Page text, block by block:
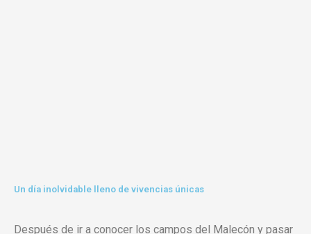
Un día inolvidable lleno de vivencias únicas
Después de ir a conocer los campos del Malecón y pasar